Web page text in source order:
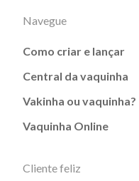
Navegue
Como criar e lançar
Central da vaquinha
Vakinha ou vaquinha?
Vaquinha Online
Cliente feliz